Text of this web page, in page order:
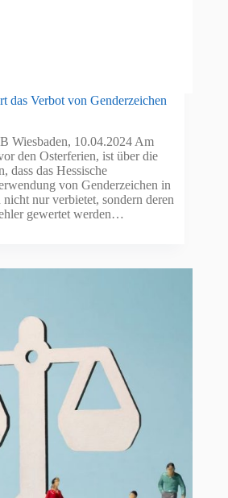
das Verbot von Genderzeichen
Wiesbaden, 10.04.2024 Am
den Osterferien, ist über die
dass das Hessische
von Genderzeichen in
nur verbietet, sondern deren
gewertet werden…